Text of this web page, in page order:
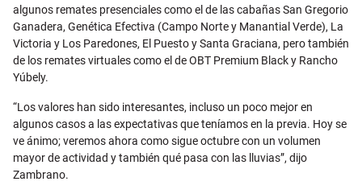
algunos remates presenciales como el de las cabañas San Gregorio
Ganadera, Genética Efectiva (Campo Norte y Manantial Verde), La
Victoria y Los Paredones, El Puesto y Santa Graciana, pero también
de los remates virtuales como el de OBT Premium Black y Rancho
Yúbely.
“Los valores han sido interesantes, incluso un poco mejor en
algunos casos a las expectativas que teníamos en la previa. Hoy se
ve ánimo; veremos ahora como sigue octubre con un volumen
mayor de actividad y también qué pasa con las lluvias”, dijo
Zambrano.